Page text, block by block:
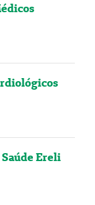
Ereli